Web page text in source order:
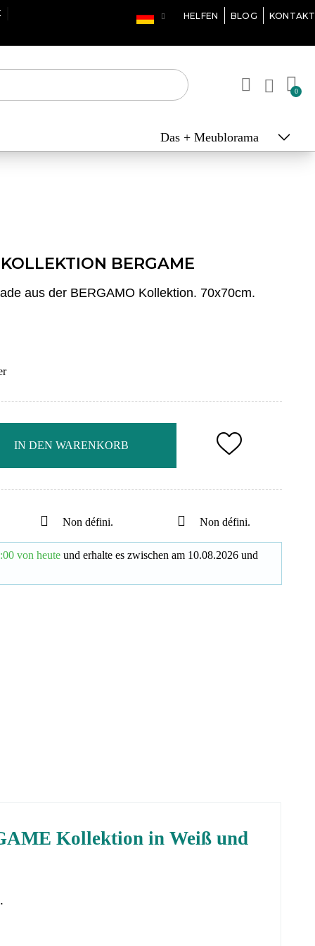
HELFEN BLOG KONTAKT
Das + Meublorama
BERGAME
aus der BERGAMO Kollektion. 70x70cm.
IN DEN WARENKORB
Non défini. Non défini.
von heute und erhalte es zwischen am 10.08.2026 und
Kollektion in Weiß und